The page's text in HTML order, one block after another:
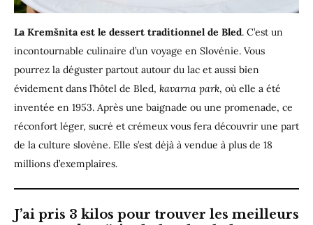
La Kremšnita est le dessert traditionnel de Bled. C’est un
incontournable culinaire d’un voyage en Slovénie. Vous
pourrez la déguster partout autour du lac et aussi bien
évidement dans l’hôtel de Bled, kavarna park, où elle a été
inventée en 1953. Après une baignade ou une promenade, ce
réconfort léger, sucré et crémeux vous fera découvrir une part
de la culture slovène. Elle s’est déjà à vendue à plus de 18
millions d’exemplaires.
J’ai pris 3 kilos pour trouver les meilleurs